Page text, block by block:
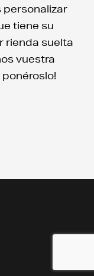
personalizar
tiene su
rienda suelta
vuestra